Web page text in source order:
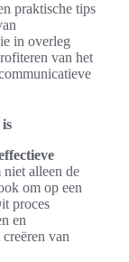
praktische tips
in overleg
van het
niet alleen de
om op een
proces
en
van